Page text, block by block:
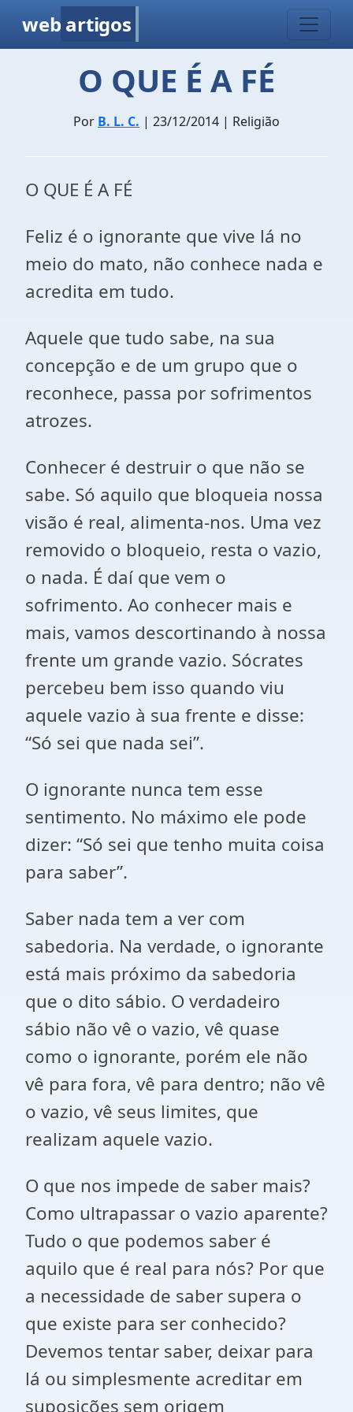
web artigos
O QUE É A FÉ
Por B. L. C. | 23/12/2014 | Religião
O QUE É A FÉ
Feliz é o ignorante que vive lá no
meio do mato, não conhece nada e
acredita em tudo.
Aquele que tudo sabe, na sua
concepção e de um grupo que o
reconhece, passa por sofrimentos
atrozes.
Conhecer é destruir o que não se
sabe. Só aquilo que bloqueia nossa
visão é real, alimenta-nos. Uma vez
removido o bloqueio, resta o vazio,
o nada. É daí que vem o
sofrimento. Ao conhecer mais e
mais, vamos descortinando à nossa
frente um grande vazio. Sócrates
percebeu bem isso quando viu
aquele vazio à sua frente e disse:
“Só sei que nada sei”.
O ignorante nunca tem esse
sentimento. No máximo ele pode
dizer: “Só sei que tenho muita coisa
para saber”.
Saber nada tem a ver com
sabedoria. Na verdade, o ignorante
está mais próximo da sabedoria
que o dito sábio. O verdadeiro
sábio não vê o vazio, vê quase
como o ignorante, porém ele não
vê para fora, vê para dentro; não vê
o vazio, vê seus limites, que
realizam aquele vazio.
O que nos impede de saber mais?
Como ultrapassar o vazio aparente?
Tudo o que podemos saber é
aquilo que é real para nós? Por que
a necessidade de saber supera o
que existe para ser conhecido?
Devemos tentar saber, deixar para
lá ou simplesmente acreditar em
suposições sem origem